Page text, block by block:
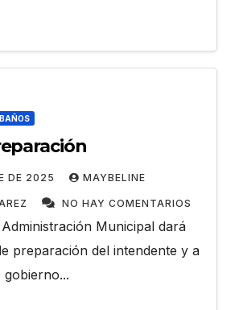
DE 2025 MAYBELINE
NO HAY COMENTARIOS
Municipal dará
preparación del intendente y a